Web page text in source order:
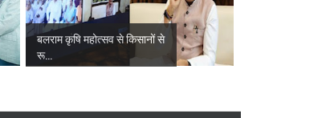
बलराम कृषि महोत्सव से किसानों से
रू...